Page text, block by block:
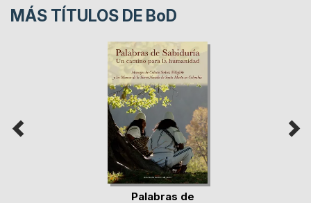
MÁS TÍTULOS DE BoD
Palabras de